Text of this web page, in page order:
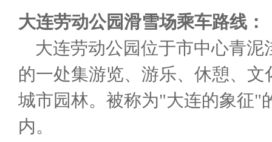
大连劳动公园滑雪场乘车路线：
大连劳动公园位于市中心青泥
的一处集游览、游乐、休憩、
城市园林。被称为"大连的象征"
内。